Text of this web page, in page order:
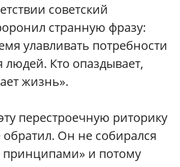
советский
странную фразу:
улавливать потребности
людей. Кто опаздывает,
жизнь».
перестроечную риторику
Он не собирался
принципами» и потому